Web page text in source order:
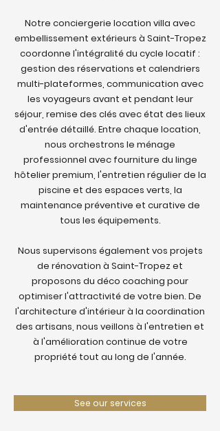
Notre conciergerie location villa avec
embellissement extérieurs à Saint-Tropez
coordonne l'intégralité du cycle locatif :
gestion des réservations et calendriers
multi-plateformes, communication avec
les voyageurs avant et pendant leur
séjour, remise des clés avec état des lieux
d'entrée détaillé. Entre chaque location,
nous orchestrons le ménage
professionnel avec fourniture du linge
hôtelier premium, l'entretien régulier de la
piscine et des espaces verts, la
maintenance préventive et curative de
tous les équipements.
Nous supervisons également vos projets
de rénovation à Saint-Tropez et
proposons du déco coaching pour
optimiser l'attractivité de votre bien. De
l'architecture d'intérieur à la coordination
des artisans, nous veillons à l'entretien et
à l'amélioration continue de votre
propriété tout au long de l'année.
See our services